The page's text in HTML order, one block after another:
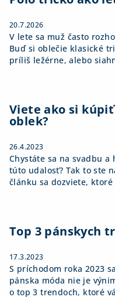
20.7.2026
V lete sa muž často
Buď si oblečie klasické
príliš ležérne, alebo
Viete ako si
oblek?
26.4.2023
Chystáte sa na svadbu
túto udalosť? Tak to ste
článku sa dozviete,
Top 3 pánskych
17.3.2023
S príchodom roka 2023
pánska móda nie je
o top 3 trendoch, ktoré